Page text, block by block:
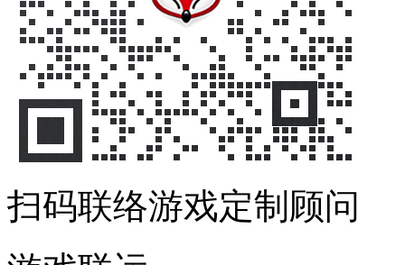
扫码联络游戏定制顾问